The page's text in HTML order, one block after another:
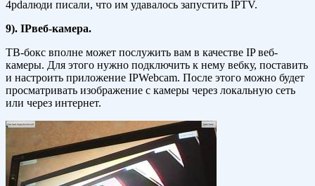
4pdaлюди писали, что им удавалось запустить IPTV.
9). IPвеб-камера.
ТВ-бокс вполне может послужить вам в качестве IP веб-
камеры. Для этого нужно подключить к нему вебку, поставить
и настроить приложение IPWebcam. После этого можно будет
просматривать изображение с камеры через локальную сеть
или через интернет.